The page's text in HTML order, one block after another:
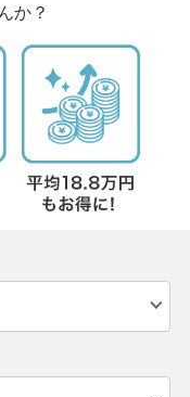
か？